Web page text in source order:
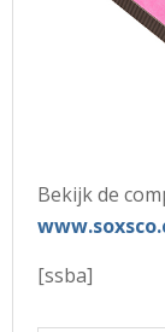
Bekijk de
[ssba]